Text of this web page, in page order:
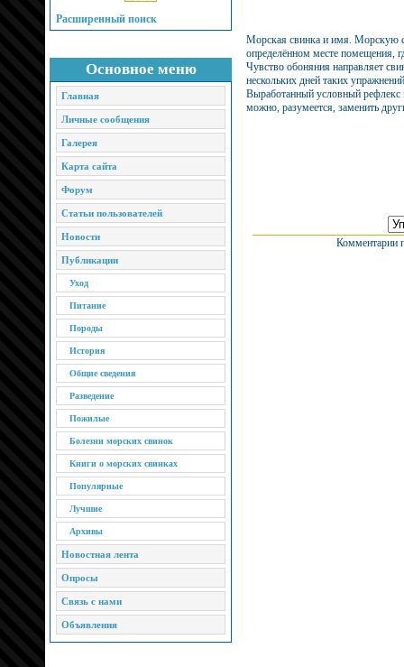
Расширенный поиск
Основное меню
Главная
Личные сообщения
Галерея
Карта сайта
Форум
Статьи пользователей
Новости
Публикации
Уход
Питание
Породы
История
Общие сведения
Разведение
Пожилые
Болезни морских свинок
Книги о морских свинках
Популярные
Лучшие
Архивы
Новостная лента
Опросы
Связь с нами
Объявления
Морская свинка и имя. Морскую
определённом месте помещения,
Чувство обоняния направляет
нескольких дней таких
Выработанный условный рефлекс
можно, разумеется, заменить
Комментарии